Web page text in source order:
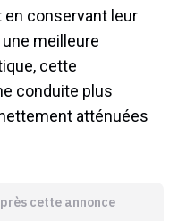
en conservant leur
meilleure
cette
conduite plus
atténuées
cette annonce